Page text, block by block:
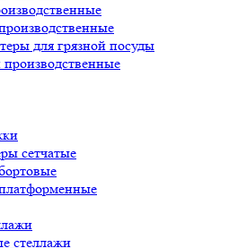
для грязной посуды
сетчатые
стеллажи